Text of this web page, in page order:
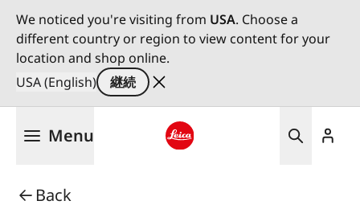
We noticed you're visiting from USA. Choose a
different country or region to view content for your
location and shop online.
USA (English)
継続
Menu
Back